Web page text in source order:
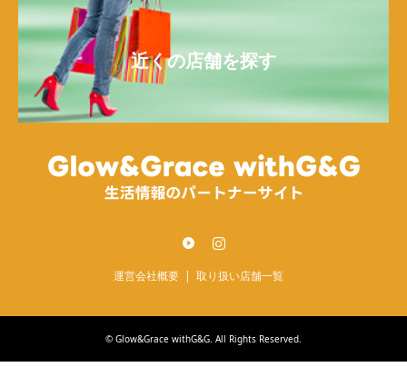
近くの店舗を探す
運営会社概要 取り扱い店舗一覧
© Glow&Grace withG&G . All Rights Reserved.